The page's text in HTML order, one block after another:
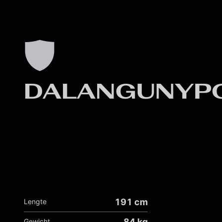
Lengte 191 cm